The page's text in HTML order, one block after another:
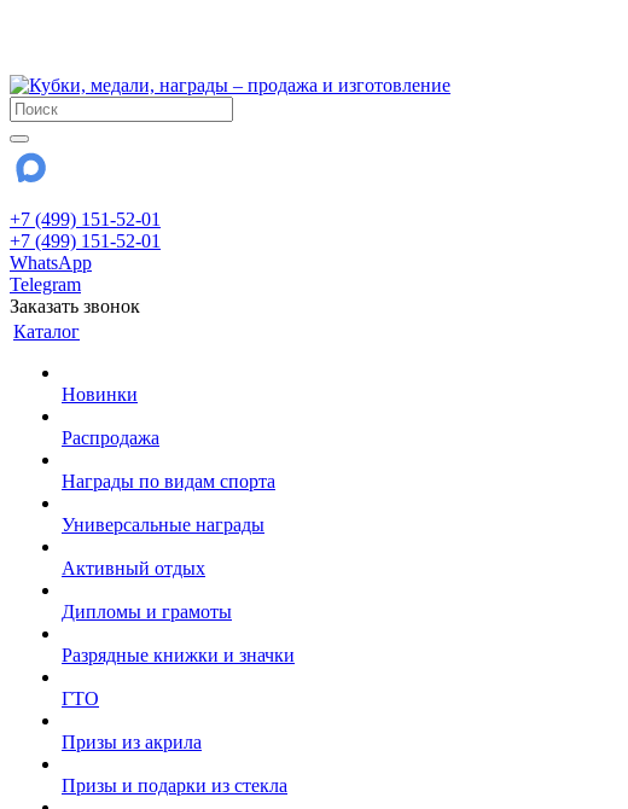
+7 (499) 151-52-01
+7 (499) 151-52-01
WhatsApp
Telegram
Заказать звонок
Каталог
Новинки
Распродажа
Награды по видам спорта
Универсальные награды
Активный отдых
Дипломы и грамоты
Разрядные книжки и значки
ГТО
Призы из акрила
Призы и подарки из стекла